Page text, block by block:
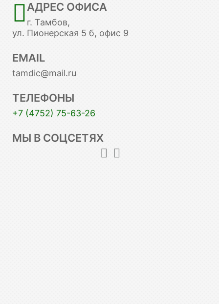
АДРЕС ОФИСА
г. Тамбов,
ул. Пионерская 5 б, офис 9
EMAIL
tamdic@mail.ru
ТЕЛЕФОНЫ
+7 (4752) 75-63-26
МЫ В СОЦСЕТЯХ